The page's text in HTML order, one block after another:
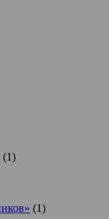
(1)
(1)